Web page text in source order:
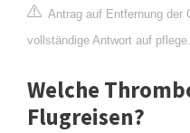
Antrag auf Entfernung der
vollständige Antwort auf
Welche
Flugreisen?